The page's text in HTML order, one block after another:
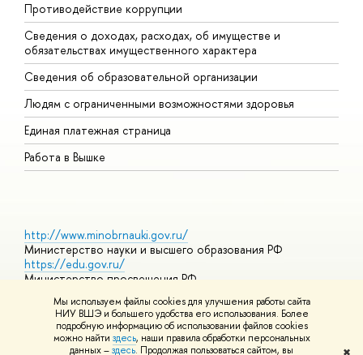
Мы используем файлы cookies для улучшения работы сайта
НИУ ВШЭ и большего удобства его использования. Более
подробную информацию об использовании файлов cookies
можно найти здесь, наши правила обработки персональных
данных –здесь. Продолжая пользоваться сайтом, вы
Противодействие коррупции
Сведения о доходах, расходах, об имуществе и
обязательствах имущественного характера
Сведения об образовательной организации
Людям с ограниченными возможностями здоровья
Единая платежная страница
Работа в Вышке
http://www.minobrnauki.gov.ru/
Министерство науки и высшего образования РФ
https://edu.gov.ru/
Министерство просвещения РФ
https://elearning.hse.ru/mooc
Массовые открытые онлайн-курсы